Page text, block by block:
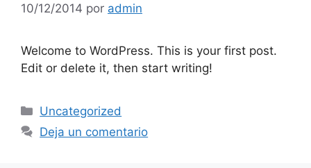
10/12/2014 por admin
Welcome to WordPress. This is your first post.
Edit or delete it, then start writing!
Uncategorized
Deja un comentario